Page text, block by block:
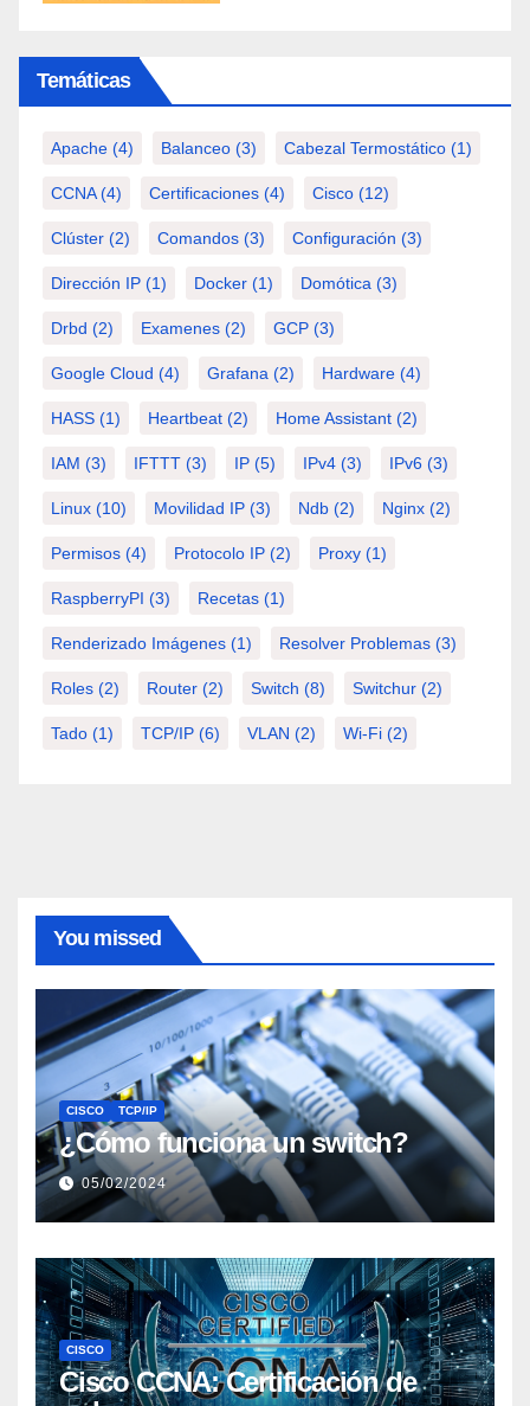
Temáticas
Apache (4) Balanceo (3) Cabezal Termostático (1)
CCNA(4) Certificaciones (4) Cisco (12)
Clúster (2) Comandos (3) Configuración (3)
Dirección IP (1) Docker (1) Domótica (3)
Drbd (2) Examenes (2) GCP (3)
Google Cloud (4) Grafana (2) Hardware (4)
HASS (1) Heartbeat (2) Home Assistant (2)
IAM (3) IFTTT (3) IP (5) IPv4 (3) IPv6 (3)
Linux (10) Movilidad IP (3) Ndb (2) Nginx (2)
Permisos (4) Protocolo IP (2) Proxy (1)
RaspberryPI (3) Recetas (1)
Renderizado Imágenes (1) Resolver Problemas (3)
Roles (2) Router (2) Switch (8) Switchur (2)
Tado (1) TCP/IP (6) VLAN (2) Wi-Fi (2)
You missed
CISCO TCP/IP
¿Cómo funciona un switch?
05/02/2024
CISCO
Cisco CCNA: Certificación de